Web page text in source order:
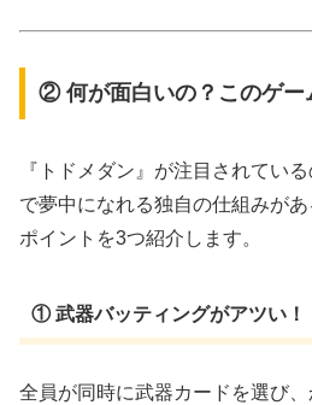
② 何が面白いの？このゲー
『トドメダン』が注目されてい
で夢中になれる独自の仕組みが
ポイントを3つ紹介します。
① 武器バッティングがアツい！
全員が同時に武器カードを選び、